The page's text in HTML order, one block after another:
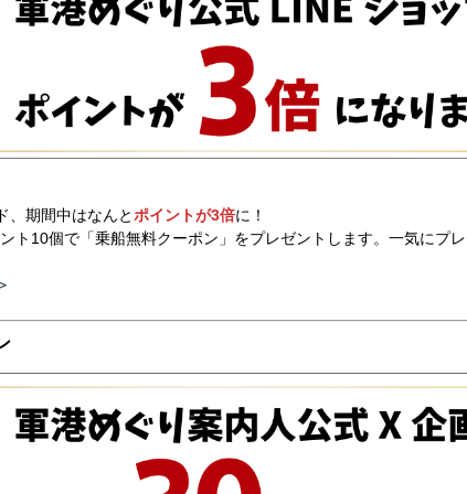
、期間中はなんとポイントが3倍に！
ト10個で「乗船無料クーポン」をプレゼントします。一気にプ